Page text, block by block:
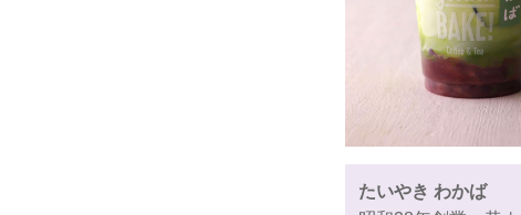
たいやき わかば